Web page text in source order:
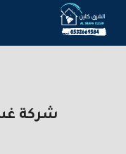
المحتوى
شركة